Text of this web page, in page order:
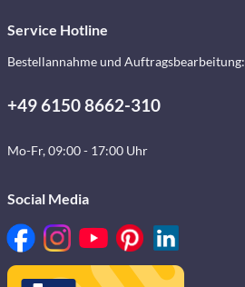
Service Hotline
Bestellannahme und Auftragsbearbeitung:
+49 6150 8662-310
Mo-Fr, 09:00 - 17:00 Uhr
Social Media